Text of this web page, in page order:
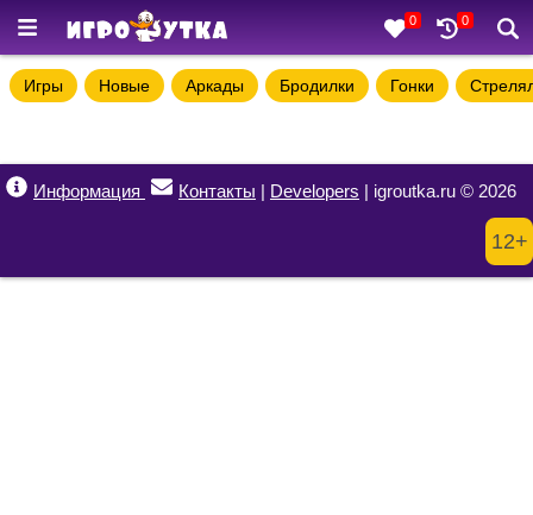
0 0
Игры Новые Аркады Бродилки Гонки
Информация Контакты | Developers | igroutka.ru © 2026
12+